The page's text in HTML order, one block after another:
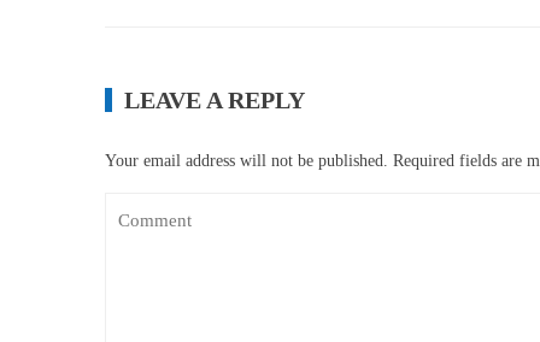
LEAVE A REPLY
Your email address will not be published. Required fields are